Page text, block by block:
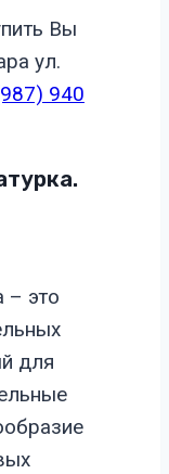
Вы
ул.
940
– это
для